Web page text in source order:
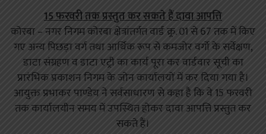
15 फरवरी तक प्रस्तुत कर सकते हैं दावा आपत्ति
कोरबा – नगर निगम कोरबा क्षेत्रांतर्गत वार्ड क्र्र. 01 से 67 तक में किए
गए अन्य पिछड़ा वर्ग तथा आर्थिक रूप से कमजोर वर्गो के सर्वेक्षण,
डाटा संग्रहण व डाटा एट्री का कार्य पूरा कर वार्डवार सूची का
प्रारंभिक प्रकाशन निगम के जोन कार्यालयों में कर दिया गया है।
आयुक्त प्रभाकर पाण्डेय ने सर्वसाधारण से कहा है कि वे 15 फरवरी
तक कार्यालयीन समय में उपस्थित होकर दावा आपत्ति प्रस्तुत कर
सकते हैं।